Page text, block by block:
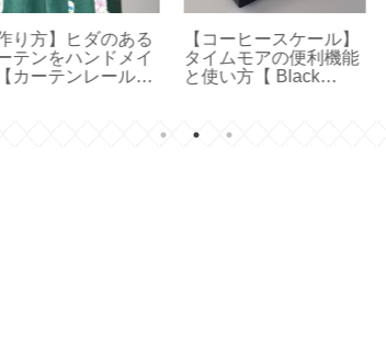
【作り方】三角鍋つか
みと鳥型のノブミトン
【型紙 LE CREUSET
【 STARBUCKS 】シ
リコンアイストレーで
アイスコーヒー＆カフ